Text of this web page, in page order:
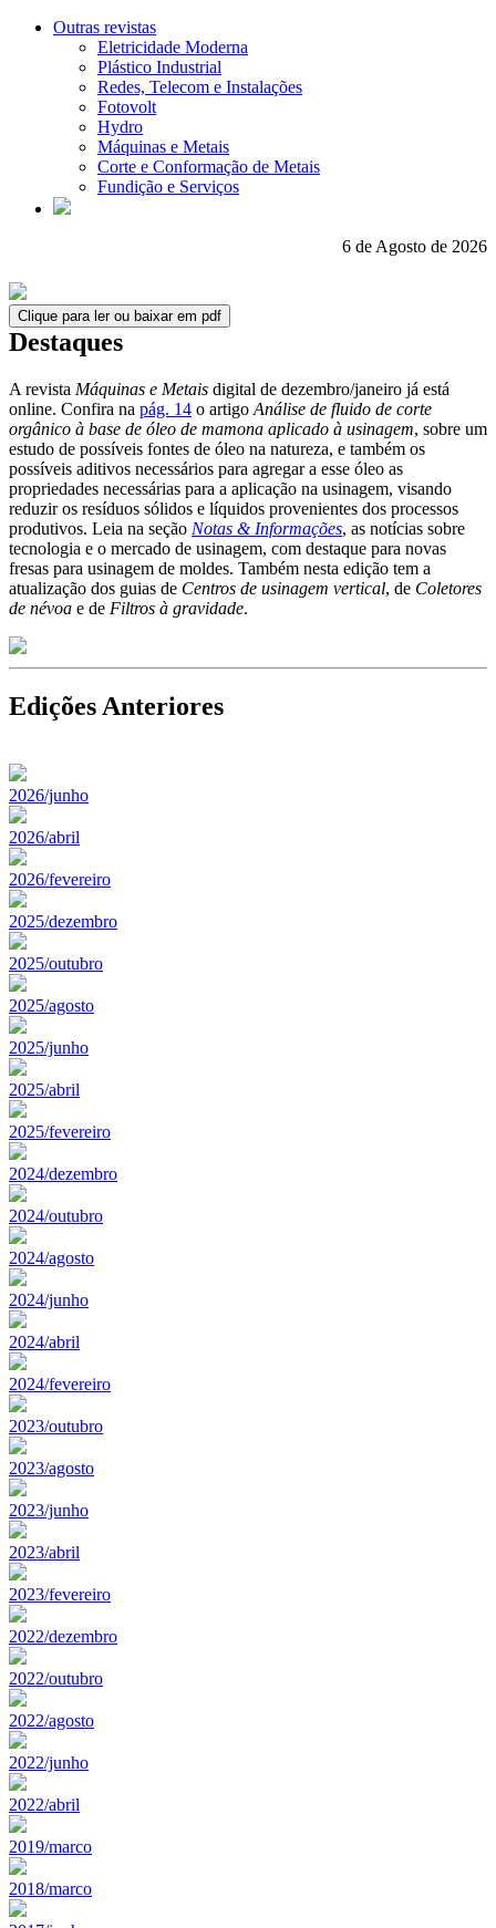
Outras revistas
Eletricidade Moderna
Plástico Industrial
Redes, Telecom e Instalações
Fotovolt
Hydro
Máquinas e Metais
Corte e Conformação de Metais
Fundição e Serviços
6 de Agosto de 2026
Clique para ler ou baixar em pdf
Destaques
A revista Máquinas e Metais digital de dezembro/janeiro já está
online. Confira na pág. 14 o artigo Análise de fluido de corte
orgânico à base de óleo de mamona aplicado à usinagem, sobre um
estudo de possíveis fontes de óleo na natureza, e também os
possíveis aditivos necessários para agregar a esse óleo as
propriedades necessárias para a aplicação na usinagem, visando
reduzir os resíduos sólidos e líquidos provenientes dos processos
produtivos. Leia na seção Notas & Informações, as notícias sobre
tecnologia e o mercado de usinagem, com destaque para novas
fresas para usinagem de moldes. Também nesta edição tem a
atualização dos guias de Centros de usinagem vertical, de Coletores
de névoa e de Filtros à gravidade.
Edições Anteriores
2026/junho
2026/abril
2026/fevereiro
2025/dezembro
2025/outubro
2025/agosto
2025/junho
2025/abril
2025/fevereiro
2024/dezembro
2024/outubro
2024/agosto
2024/junho
2024/abril
2024/fevereiro
2023/outubro
2023/agosto
2023/junho
2023/abril
2023/fevereiro
2022/dezembro
2022/outubro
2022/agosto
2022/junho
2022/abril
2019/marco
2018/marco